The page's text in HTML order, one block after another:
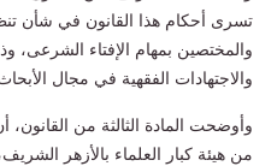
تسرى أحكام هذا القانون في شأن
والمختصين بمهام الإفتاء الشرعى،
والاجتهادات الفقهية في مجال
وأوضحت المادة الثالثة من
من هيئة كبار العلماء بالأزهر